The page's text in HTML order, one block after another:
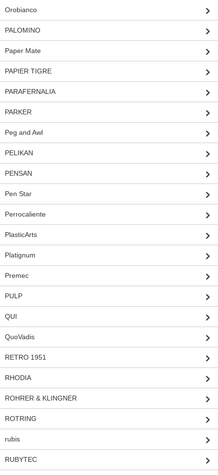
Orobianco
PALOMINO
Paper Mate
PAPIER TIGRE
PARAFERNALIA
PARKER
Peg and Awl
PELIKAN
PENSAN
Pen Star
Perrocaliente
PlasticArts
Platignum
Premec
PULP
QUI
QuoVadis
RETRO 1951
RHODIA
ROHRER & KLINGNER
ROTRING
rubis
RUBYTEC